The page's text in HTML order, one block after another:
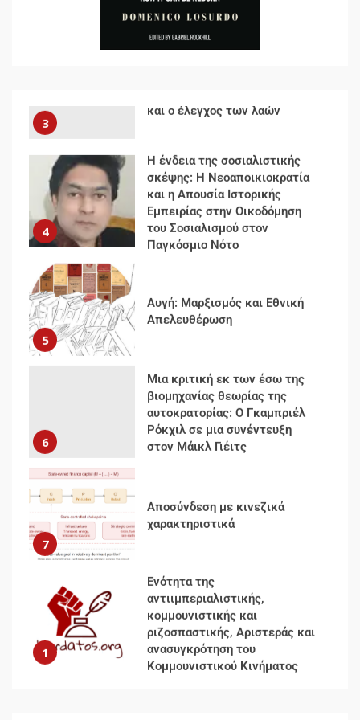
Ρεύματος
3
και ο έλεγχος των λαών
4
Η ένδεια της σοσιαλιστικής
σκέψης: Η Νεοαποικιοκρατία
και η Απουσία Ιστορικής
Εμπειρίας στην Οικοδόμηση
του Σοσιαλισμού στον
Παγκόσμιο Νότο
5
Αυγή: Μαρξισμός και Εθνική
Απελευθέρωση
6
Μια κριτική εκ των έσω της
βιομηχανίας θεωρίας της
αυτοκρατορίας: Ο Γκαμπριέλ
Ρόκχιλ σε μια συνέντευξη
στον Μάικλ Γιέιτς
7
Αποσύνδεση με κινεζικά
χαρακτηριστικά
1
Ενότητα της
αντιιμπεριαλιστικής,
κομμουνιστικής και
ριζοσπαστικής, Αριστεράς και
ανασυγκρότηση του
Κομμουνιστικού Κινήματος